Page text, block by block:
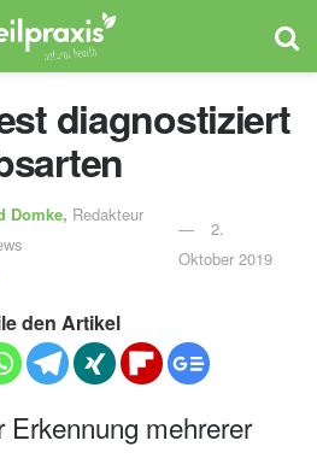
diagnostiziert
Domke, Redakteur
2.
Oktober 2019
den Artikel
Erkennung mehrerer